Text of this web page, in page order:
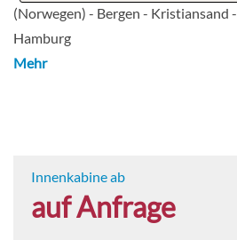
(Norwegen) - Bergen - Kristiansand -
Hamburg
Mehr
Innenkabine ab
auf Anfrage